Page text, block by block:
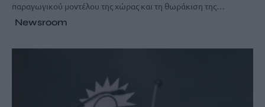
παραγωγικού μοντέλου της χώρας και τη θωράκιση της…
Newsroom